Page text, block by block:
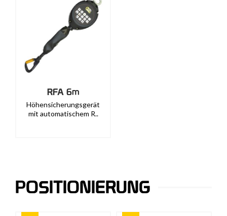
RFA 6m
Höhensicherungsgerät
mit automatischem R..
POSITIONIERUNG